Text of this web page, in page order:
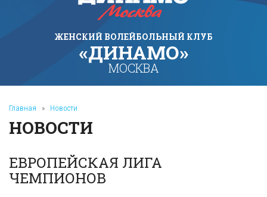
ЖЕНСКИЙ ВОЛЕЙБОЛЬНЫЙ КЛУБ
«ДИНАМО»
МОСКВА
Главная » Новости
НОВОСТИ
ЕВРОПЕЙСКАЯ ЛИГА
ЧЕМПИОНОВ